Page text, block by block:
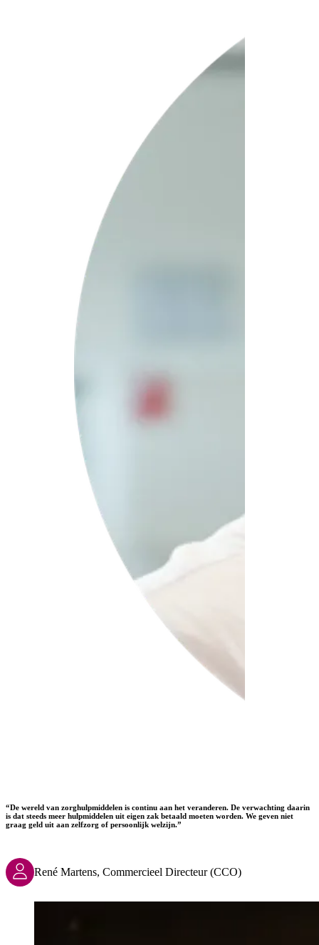
“De wereld van zorghulpmiddelen is continu aan het veranderen. De verwachting daarin
is dat steeds meer hulpmiddelen uit eigen zak betaald moeten worden. We geven niet
graag geld uit aan zelfzorg of persoonlijk welzijn.”
René Martens, Commercieel Directeur (CCO)